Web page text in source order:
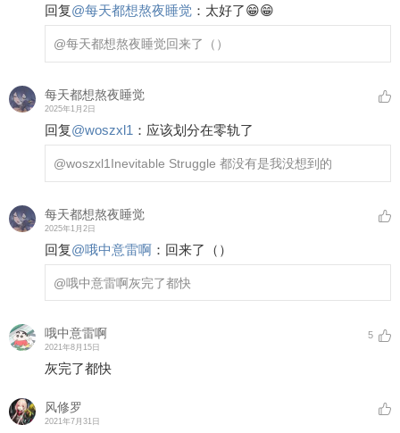
回复@每天都想熬夜睡觉 ： 太好了😁😁
@每天都想熬夜睡觉回来了（）
每天都想熬夜睡觉
2025年1月2日
回复@woszxl1 ： 应该划分在零轨了
@woszxl1 Inevitable Struggle 都没有是我没想到的
每天都想熬夜睡觉
2025年1月2日
回复@哦中意雷啊 ： 回来了（）
@哦中意雷啊灰完了都快
哦中意雷啊
2021年8月15日
5
灰完了都快
风修罗
2021年7月31日